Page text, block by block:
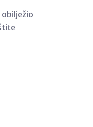
obilježio